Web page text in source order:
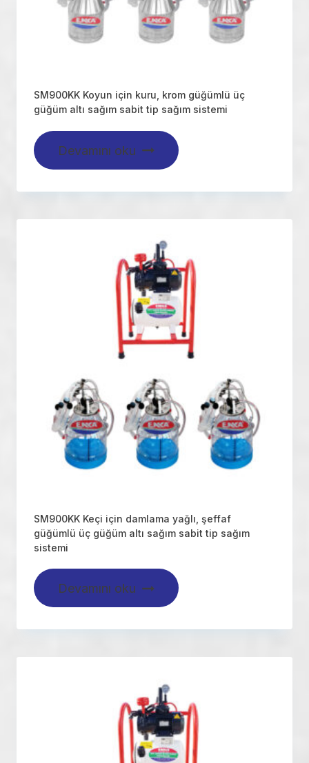
SM900KK Koyun için kuru, krom güğümlü üç
güğüm altı sağım sabit tip sağım sistemi
Devamını oku
SM900KK Keçi için damlama yağlı, şeffaf
güğümlü üç güğüm altı sağım sabit tip sağım
sistemi
Devamını oku